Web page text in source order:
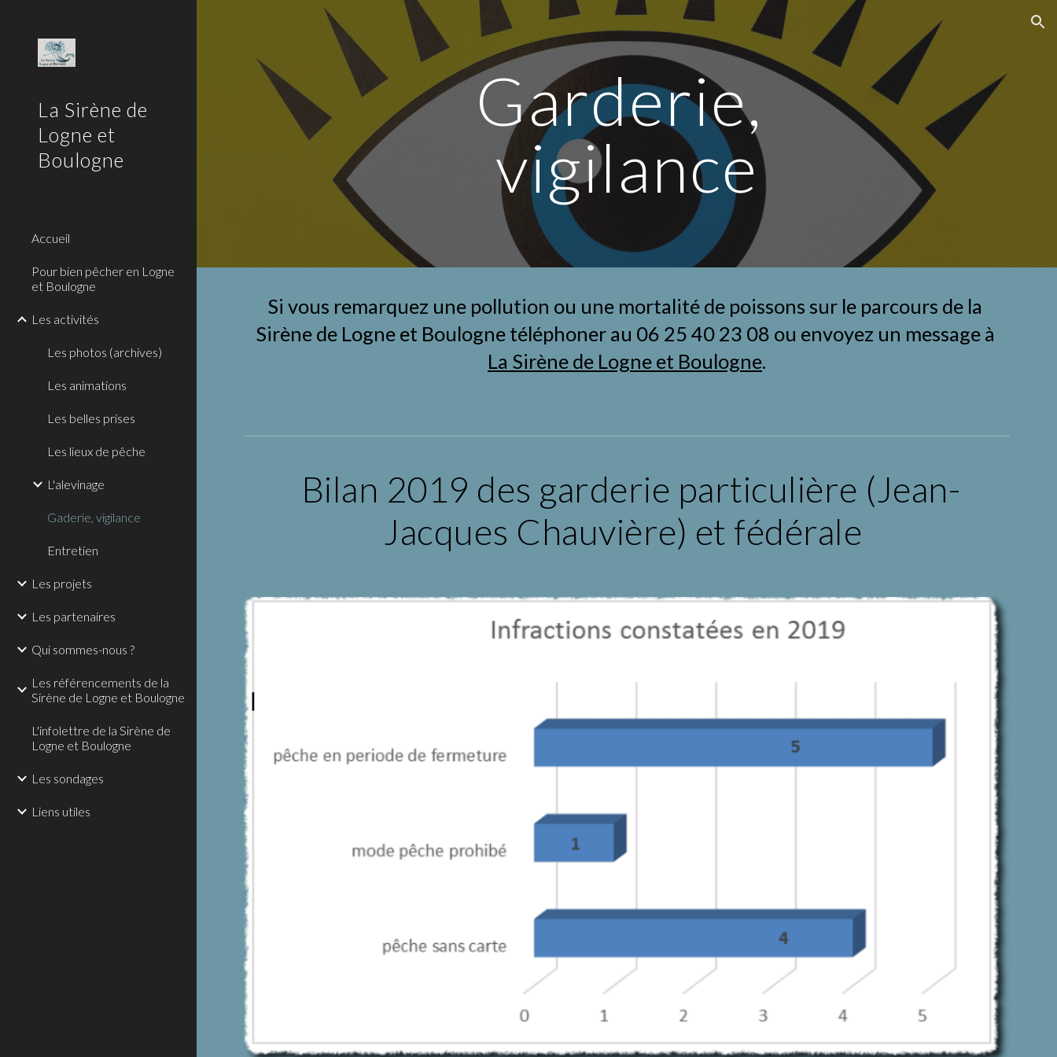
Skip to main content Skip to navigation
La Sirène de
Logne et
Boulogne
Accueil
Pour bien pêcher en Logne
et Boulogne
Les activités
Les photos (archives)
Les animations
Les belles prises
Les lieux de pêche
L'alevinage
Gaderie, vigilance
Entretien
Les projets
Les partenaires
Qui sommes-nous ?
Les référencements de la
Sirène de Logne et Boulogne
L'infolettre de la Sirène de
Logne et Boulogne
Les sondages
Liens utiles
Garderie,
vigilance
Si vous remarquez une pollution ou une mortalité de poissons sur le parcours de la
La Sirène de Logne et Boulogne.
Bilan 2019 des garderie particulière (Jean-
Jacques Chauvière) et fédérale